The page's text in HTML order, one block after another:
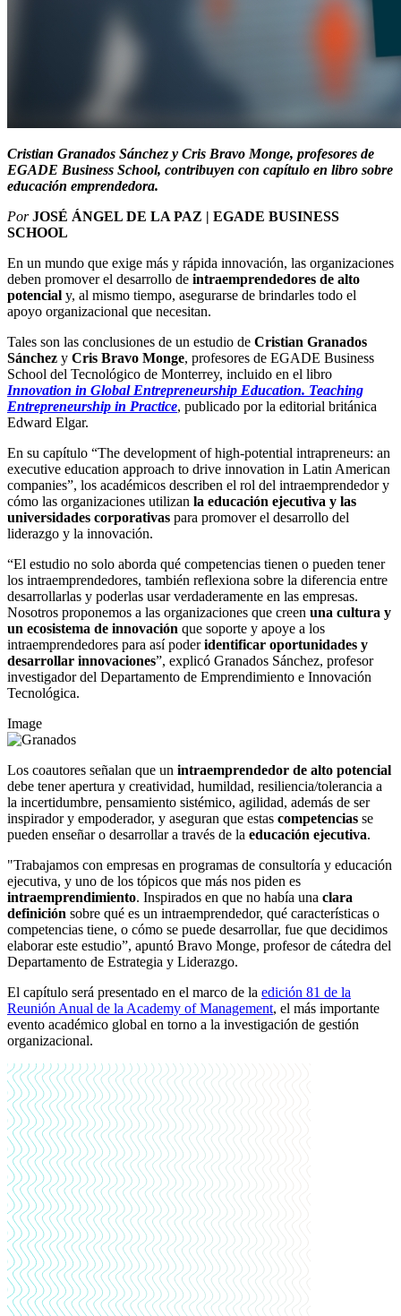
Cristian Granados Sánchez y Cris Bravo Monge, profesores de
EGADE Business School, contribuyen con capítulo en libro sobre
educación emprendedora.
Por JOSÉ ÁNGEL DE LA PAZ | EGADE BUSINESS
SCHOOL
En un mundo que exige más y rápida innovación, las organizaciones
deben promover el desarrollo de intraemprendedores de alto
potencial y, al mismo tiempo, asegurarse de brindarles todo el
apoyo organizacional que necesitan.
Tales son las conclusiones de un estudio de Cristian Granados
Sánchez y Cris Bravo Monge, profesores de EGADE Business
School del Tecnológico de Monterrey, incluido en el libro
Innovation in Global Entrepreneurship Education. Teaching
Entrepreneurship in Practice, publicado por la editorial británica
Edward Elgar.
En su capítulo “The development of high-potential intrapreneurs: an
executive education approach to drive innovation in Latin American
companies”, los académicos describen el rol del intraemprendedor y
cómo las organizaciones utilizan la educación ejecutiva y las
universidades corporativas para promover el desarrollo del
liderazgo y la innovación.
“El estudio no solo aborda qué competencias tienen o pueden tener
los intraemprendedores, también reflexiona sobre la diferencia entre
desarrollarlas y poderlas usar verdaderamente en las empresas.
Nosotros proponemos a las organizaciones que creen una cultura y
un ecosistema de innovación que soporte y apoye a los
intraemprendedores para así poderidentificar oportunidades y
desarrollar innovaciones”, explicó Granados Sánchez, profesor
investigador del Departamento de Emprendimiento e Innovación
Tecnológica.
Image
Los coautores señalan que un intraemprendedor de alto potencial
debe tener apertura y creatividad, humildad, resiliencia/tolerancia a
la incertidumbre, pensamiento sistémico, agilidad, además de ser
inspirador y empoderador, y aseguran que estas competencias se
pueden enseñar o desarrollar a través de la educación ejecutiva.
"Trabajamos con empresas en programas de consultoría y educación
ejecutiva, y uno de los tópicos que más nos piden es
intraemprendimiento. Inspirados en que no había una clara
definición sobre qué es un intraemprendedor, qué características o
competencias tiene, o cómo se puede desarrollar, fue que decidimos
elaborar este estudio”, apuntó Bravo Monge, profesor de cátedra del
Departamento de Estrategia y Liderazgo.
El capítulo será presentado en el marco de la edición 81 de la
Reunión Anual de la Academy of Management, el más importante
evento académico global en torno a la investigación de gestión
organizacional.